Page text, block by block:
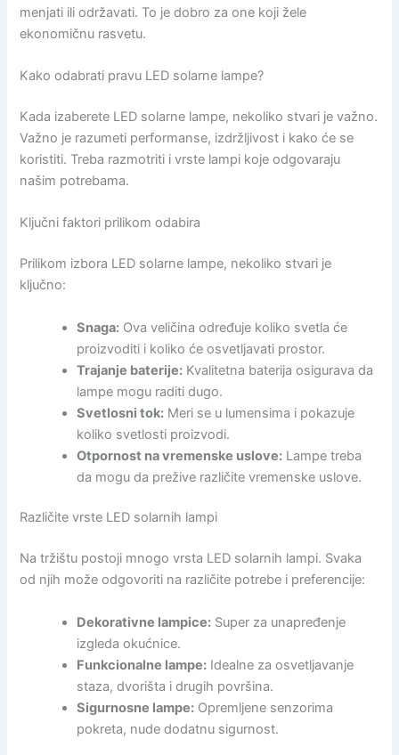
menjati ili održavati. To je dobro za one koji žele
ekonomičnu rasvetu.
Kako odabrati pravu LED solarne lampe?
Kada izaberete LED solarne lampe, nekoliko stvari je važno.
Važno je razumeti performanse, izdržljivost i kako će se
koristiti. Treba razmotriti i vrste lampi koje odgovaraju
našim potrebama.
Ključni faktori prilikom odabira
Prilikom izbora LED solarne lampe, nekoliko stvari je
ključno:
Snaga: Ova veličina određuje koliko svetla će
proizvoditi i koliko će osvetljavati prostor.
Trajanje baterije: Kvalitetna baterija osigurava da
lampe mogu raditi dugo.
Svetlosni tok: Meri se u lumensima i pokazuje
koliko svetlosti proizvodi.
Otpornost na vremenske uslove: Lampe treba
da mogu da prežive različite vremenske uslove.
Različite vrste LED solarnih lampi
Na tržištu postoji mnogo vrsta LED solarnih lampi. Svaka
od njih može odgovoriti na različite potrebe i preferencije:
Dekorativne lampice: Super za unapređenje
izgleda okućnice.
Funkcionalne lampe: Idealne za osvetljavanje
staza, dvorišta i drugih površina.
Sigurnosne lampe: Opremljene senzorima
pokreta, nude dodatnu sigurnost.